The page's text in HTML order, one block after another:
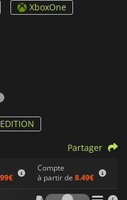
de nouveaux défis.
au hasard seront
tandis que cinq
lequel est le bon ! Vous
adversaires pendant
autres améliorations
courses plus intenses,
d'équipes à
21 étapes officielles
XboxOne
Compte
à partir de 8.49€
Partager
Frais